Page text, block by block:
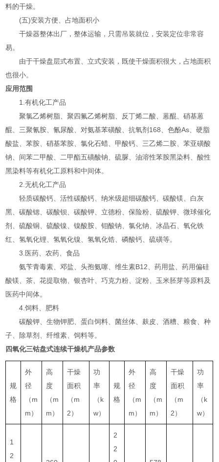
料的干燥。
(五)安装方便、占地面积小
干燥器整体出厂，整体运输，只需吊装就位，安装定位非常容
易。
由于干燥盘层式布置、立式安装，既使干燥面积很大，占地面积
也很小。
应用范围
1.有机化工产品
聚氯乙烯树脂、聚四氟乙烯树脂、反丁烯二酸、蒽醌、硝基蒽
醌、三聚氰胺、氰尿酸、对氨基苯磺酸、抗氧剂168、色酚As、硬脂
酸盐、苯胺、硝基苯胺、氯化石蜡、甲酸钙、三乙烯二胺、苯亚磺酸
钠、间苯二甲酸、二甲酯五磺酸钠、硫脲、油溶性苯胺黑染料、酸性
黑染料等有机化工原料和中间体。
2.无机化工产品
轻质碳酸钙、活性碳酸钙、纳米级超细碳酸钙、碳酸镁、白灰
黑、碳酸锶、碳酸钡、碳酸钾、立德粉、保险粉、硫酸钾、微球催化
剂、硫酸铜、硫酸镍、镍酸胺、钼酸钠、氯化钠、冰晶石、氧化铁
红、氢氧化锂、氢氧化镍、氢氧化锆、磷酸钙、硫磺等。
3.医药、农药、食品
氨苄青毒素、邓盐、头孢氨噻、维生素B12、药用盐、药用偏硅
酸镁、茶、花提取物、银杏叶、巧克力粉、淀粉、玉米胚芽等原料及
医药中间体。
4.饲料、肥料
碳酸钾、生物钾肥、蛋白饲料、菌丝体、麸皮、酒糟、粮食、种
子、除草剂、纤维素、饲料等。
四氧化三钴盘式连续干燥机产品参数
规
格
外
径
（m
m）
高
度
（m
m）
干燥
面积
（m
2）
功
率
（k
w）
规
格
外
径
（m
m）
高
度
（m
m）
干燥
面积
（m
2）
功
率
（k
w）
1
2
2
2